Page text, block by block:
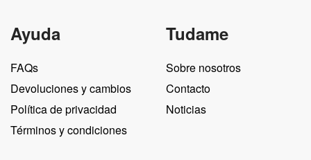
Ayuda
FAQs
Devoluciones y cambios
Política de privacidad
Términos y condiciones
Tudame
Sobre nosotros
Contacto
Noticias